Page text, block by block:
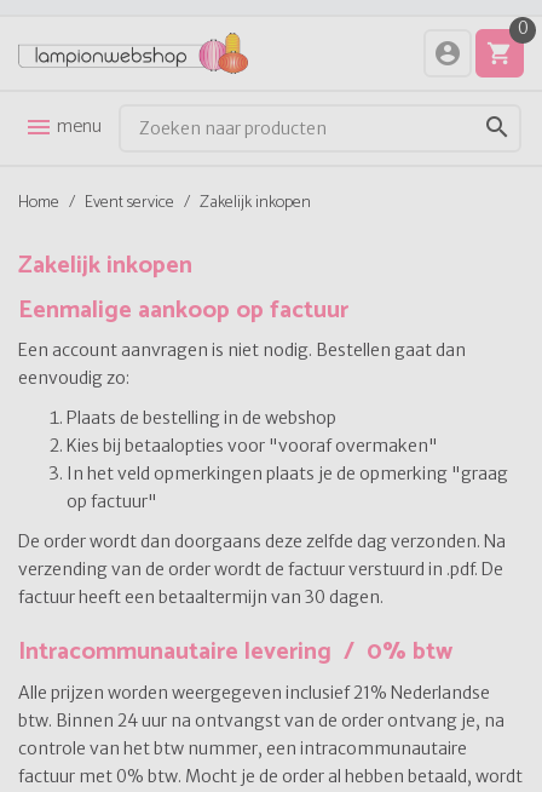
account_circle shopping_cart
0
menu menu search
Home / Event service / Zakelijk inkopen
Zakelijk inkopen
Eenmalige aankoop op factuur
Een account aanvragen is niet nodig. Bestellen gaat dan
eenvoudig zo:
Plaats de bestelling in de webshop
Kies bij betaalopties voor "vooraf overmaken"
In het veld opmerkingen plaats je de opmerking "graag
op factuur"
De order wordt dan doorgaans deze zelfde dag verzonden. Na
verzending van de order wordt de factuur verstuurd in .pdf. De
factuur heeft een betaaltermijn van 30 dagen.
Intracommunautaire levering / 0% btw
Alle prijzen worden weergegeven inclusief 21% Nederlandse
btw. Binnen 24 uur na ontvangst van de order ontvang je, na
controle van het btw nummer, een intracommunautaire
factuur met 0% btw. Mocht je de order al hebben betaald, wordt